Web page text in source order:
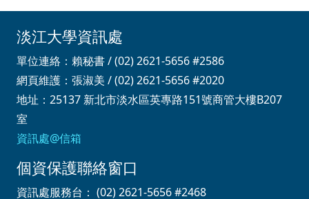
淡江大學資訊處
單位連絡：賴秘書 / (02) 2621-5656 #2586
網頁維護：張淑美 / (02) 2621-5656 #2020
地址：25137 新北市淡水區英專路151號商管大樓B207
室
資訊處@信箱
個資保護聯絡窗口
資訊處服務台： (02) 2621-5656 #2468